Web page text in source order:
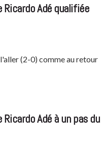
Ricardo Adé qualifiée
(2-0) comme au retour
Adé à un pas du